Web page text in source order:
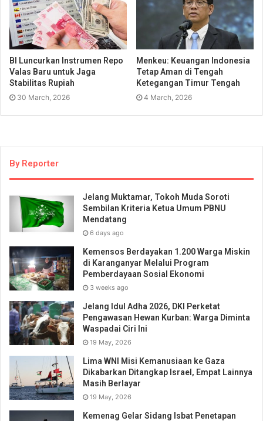
BI Luncurkan Instrumen Repo
Valas Baru untuk Jaga
Stabilitas Rupiah
30 March, 2026
Menkeu: Keuangan Indonesia
Tetap Aman di Tengah
Ketegangan Timur Tengah
4 March, 2026
By Reporter
Jelang Muktamar, Tokoh Muda Soroti
Sembilan Kriteria Ketua Umum PBNU
Mendatang
6 days ago
Kemensos Berdayakan 1.200 Warga Miskin
di Karanganyar Melalui Program
Pemberdayaan Sosial Ekonomi
3 weeks ago
Jelang Idul Adha 2026, DKI Perketat
Pengawasan Hewan Kurban: Warga Diminta
Waspadai Ciri Ini
19 May, 2026
Lima WNI Misi Kemanusiaan ke Gaza
Dikabarkan Ditangkap Israel, Empat Lainnya
Masih Berlayar
19 May, 2026
Kemenag Gelar Sidang Isbat Penetapan